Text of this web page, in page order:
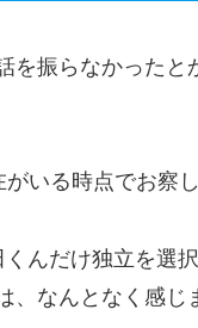
を振らなかった
いる時点でお察し
んだけ独立を選
なんとなく感じ